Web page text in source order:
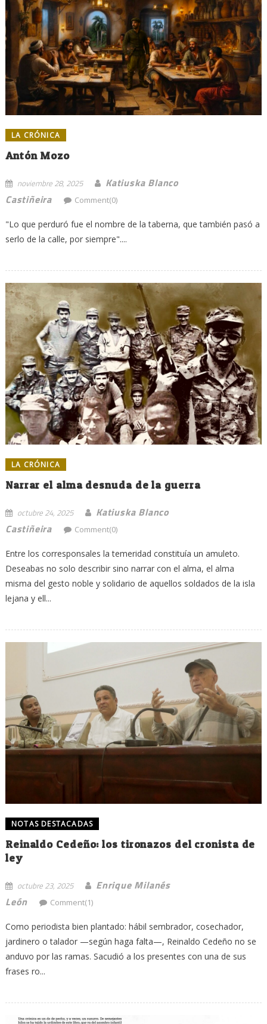
LA CRÓNICA
Antón Mozo
noviembre 28, 2025
Katiuska Blanco
Castiñeira
Comment(0)
"Lo que perduró fue el nombre de la taberna, que también pasó a
serlo de la calle, por siempre"....
LA CRÓNICA
Narrar el alma desnuda de la guerra
octubre 24, 2025
Katiuska Blanco
Castiñeira
Comment(0)
Entre los corresponsales la temeridad constituía un amuleto.
Deseabas no solo describir sino narrar con el alma, el alma
misma del gesto noble y solidario de aquellos soldados de la isla
lejana y ell...
NOTAS DESTACADAS
Reinaldo Cedeño: los tironazos del cronista de
ley
octubre 23, 2025
Enrique Milanés
León
Comment(1)
Como periodista bien plantado: hábil sembrador, cosechador,
jardinero o talador —según haga falta—, Reinaldo Cedeño no se
anduvo por las ramas. Sacudió a los presentes con una de sus
frases ro...